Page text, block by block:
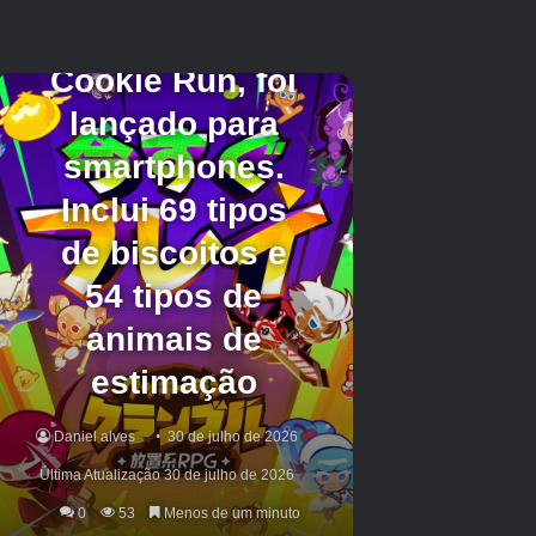
em Unreal 5. Não é de surpreender que o jogo
tenha um estilo de arte fotorrealista,
considerando o pedigree da equipe por trás
dele. Os co-desenvolvedores Sans Strings
Studio e Stoopid Buddy Stoodios são
conhecidos por ultrapassar os limites
tecnológicos do meio de animação. Sébastien
Deguy, um dos fundadores do Sans Strings,
ganhou um Emmy e um Oscar por sua
inovação no campo da computação gráfica.
O Summer Game Fest também abrigou muitos
outros jogos. No espaço da AAA, o público
ficou surpreso com o anúncio da próxima linha
principalResident Eviljogo,Réquiem